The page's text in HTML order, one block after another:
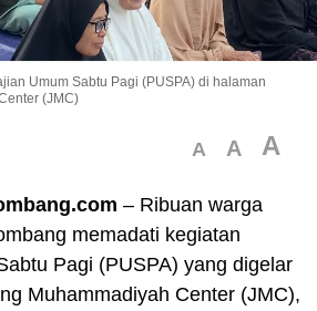
Umum Sabtu Pagi (PUSPA) di halaman
(JMC)
A A A
– Ribuan warga
memadati kegiatan
Pagi (PUSPA) yang digelar
Muhammadiyah Center (JMC),